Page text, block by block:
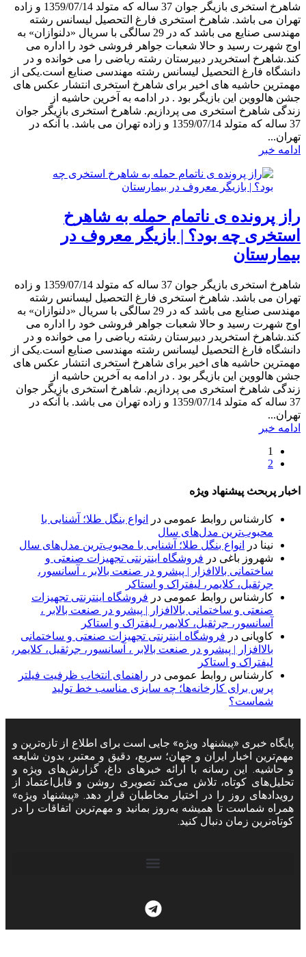
شاهرخ استخری بازیگر جوان 37 ساله که متولد 1359/07/14 و زاده
تهران می باشد. شاهرخ استخری فارغ التحصیل لیسانس رشته
مهندسی صنایع می باشد که در 29 سالگی با سریال «دلنوازان» به
اوج شهرت رسید و حالا شعبات جواهر فروشی خود را اداره می
کند.شاهرخ استخریدر دبیرستان رشته ریاضی را می خوانده و در
دانشگاه فارغ التحصیل لیسانس رشته مهندسی صنایع است.یکی از
مهمترین حاشیه های اخیر برای شاهرخ استخری انتشار عکس های
جشن هالووین این بازیگر بود . در ادامه به آخرین حاشیه از
زندگی شاهرخ استخری می پردازیم. شاهرخ استخری بازیگر جوان
37 ساله که متولد 1359/07/14 و زاده تهران می باشد. با آنکه در
تهران...
ادامه خبر
راز پرونده ی ناتمام حمله به شاهرخ
استخری چه بود؟ | بازیگر معروف در
بیمارستان
شاهرخ استخری بازیگر جوان 37 ساله که متولد 1359/07/14 و زاده
تهران می باشد. شاهرخ استخری فارغ التحصیل لیسانس رشته
مهندسی صنایع می باشد که در 29 سالگی با سریال «دلنوازان» به
اوج شهرت رسید و حالا شعبات جواهر فروشی خود را اداره می
کند.شاهرخ استخریدر دبیرستان رشته ریاضی را می خوانده و در
دانشگاه فارغ التحصیل لیسانس رشته مهندسی صنایع است.یکی از
مهمترین حاشیه های اخیر برای شاهرخ استخری انتشار عکس های
جشن هالووین این بازیگر بود . در ادامه به آخرین حاشیه از
زندگی شاهرخ استخری می پردازیم. شاهرخ استخری بازیگر جوان
37 ساله که متولد 1359/07/14 و زاده تهران می باشد. با آنکه در
تهران...
ادامه خبر
1
2
اخبار پربحث پیشنهاد ویژه
کارشناس روابط عمومی در
انواع بنگل طلا؛ آشنایی با
محبوب‌ترین مدل‌های سال
نینا در
انواع بنگل طلا؛ آشنایی با محبوب‌ترین مدل‌های سال
شهروز باغی در فروشگاه اینترنتی تجهیزات صنعتی و
ساختمانی بالاافزار | پیشرو در صنعت بالابر ، آسانسور،
جرثقیل، کلایمر، لیفتراک و استاکر
کارشناس روابط عمومی در فروشگاه اینترنتی تجهیزات
صنعتی و ساختمانی بالاافزار | پیشرو در صنعت بالابر ،
آسانسور، جرثقیل، کلایمر، لیفتراک و استاکر
کاویانی در فروشگاه اینترنتی تجهیزات صنعتی و ساختمانی
بالاافزار | پیشرو در صنعت بالابر ، آسانسور، جرثقیل، کلایمر،
لیفتراک و استاکر
کارشناس روابط عمومی در راهنمای انتخاب ظرفیت فیلتر
پرس برای کارخانه‌ها؛ چه سایزی مناسب خط تولید
شماست؟
پایگاه خبری «پیشنهاد ویژه» جایی است برای اطلاع از تازه‌ترین و
مهم‌ترین اخبار ایران و جهان؛ سریع، دقیق و معتبر، بدون شایعه
و حاشیه. این رسانه با ارائه خبرهای داغ، گزارش‌های ویژه و
تحلیل‌های کوتاه، تلاش می‌کند تصویری روشن و قابل‌اعتماد از
رویدادهای روز را در اختیار مخاطبان قرار دهد. «پیشنهاد ویژه»
همراه شماست تا همیشه به‌روز بمانید و مهم‌ترین اتفاقات را در
کوتاه‌ترین زمان دنبال کنید.